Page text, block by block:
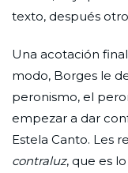
texto, después
Una acotación
modo, Borges le
peronismo, el
empezar a dar
Estela Canto. Les
contraluz, que es